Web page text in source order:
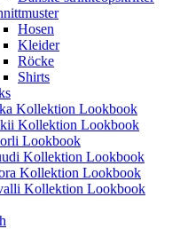
Hosen
Kleider
Röcke
Shirts
Kollektion Lookbook
Kollektion Lookbook
Lookbook
Kollektion Lookbook
Kollektion Lookbook
Kollektion Lookbook